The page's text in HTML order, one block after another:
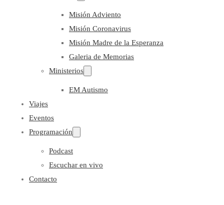
Misión Adviento
Misión Coronavirus
Misión Madre de la Esperanza
Galeria de Memorias
Ministerios
EM Autismo
Viajes
Eventos
Programación
Podcast
Escuchar en vivo
Contacto